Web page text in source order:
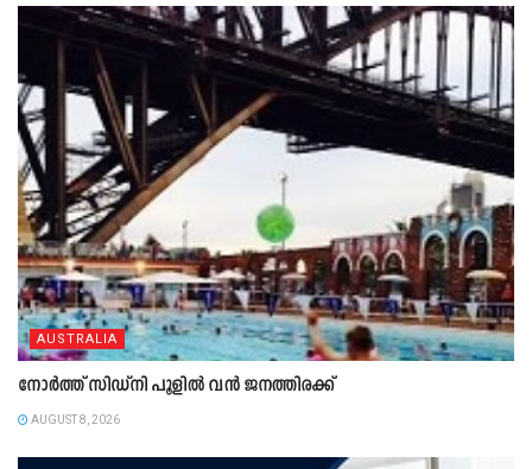
AUSTRALIA
നോർത്ത് സിഡ്നി പൂളിൽ വൻ ജനത്തിരക്ക്
AUGUST 8, 2026